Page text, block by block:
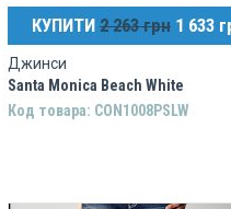
КУПИТИ 2 263 грн 1 633
Джинси
Santa Monica Beach White
Код товара: CON1008PSLW